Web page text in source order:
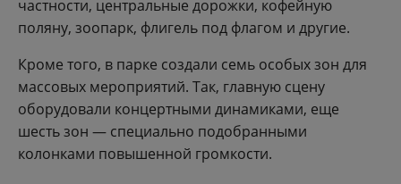
частности, центральные дорожки, кофейную
поляну, зоопарк, флигель под флагом и другие.
Кроме того, в парке создали семь особых зон для
массовых мероприятий. Так, главную сцену
оборудовали концертными динамиками, еще
шесть зон — специально подобранными
колонками повышенной громкости.